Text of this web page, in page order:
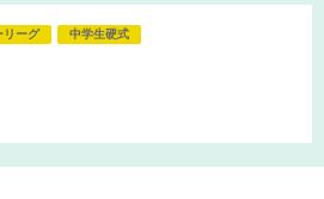
リーグ 中学生硬式